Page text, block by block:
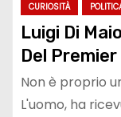
CURIOSITÀ
Luigi Di
Del
Non è proprio
L'uomo, ha